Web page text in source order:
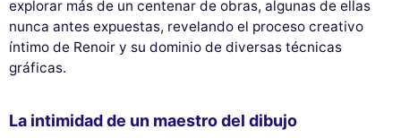
explorar más de un centenar de obras, algunas de ellas
nunca antes expuestas, revelando el proceso creativo
íntimo de Renoir y su dominio de diversas técnicas
gráficas.
La intimidad de un maestro del dibujo